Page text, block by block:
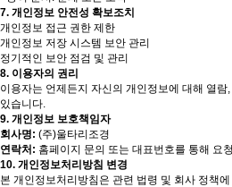
7. 개인정보 안전성 확보조치
개인정보 접근 권한 제한
개인정보 저장 시스템 보안 관리
정기적인 보안 점검 및 관리
8. 이용자의 권리
이용자는 언제든지 자신의 개인정보에 대해 열
있습니다.
9. 개인정보 보호책임자
회사명: (주)울타리조경
연락처: 홈페이지 문의 또는 대표번호를 통해 요
10. 개인정보처리방침 변경
본 개인정보처리방침은 관련 법령 및 회사 정책